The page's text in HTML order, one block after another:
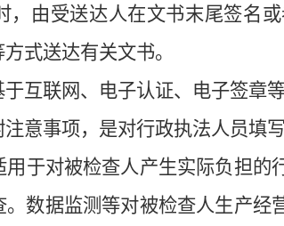
，由受送达人在文书末尾签名 或
式送达有关文书。
互联网、电子认证、电子签章
注意事项，是对行政执法人员填
用于对被检查人产生实际负担的
。数据监测等对被检查人生产经